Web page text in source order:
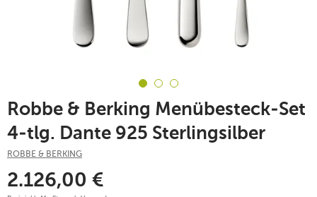
Robbe & Berking Menübesteck-Set
4-tlg. Dante 925 Sterlingsilber
ROBBE & BERKING
2.126,00 €